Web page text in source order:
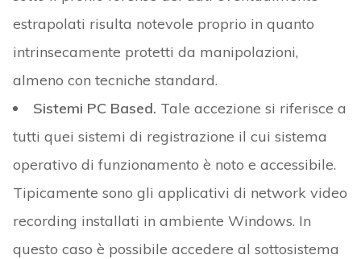
estrapolati risulta notevole proprio in quanto
intrinsecamente protetti da manipolazioni,
almeno con tecniche standard.
Sistemi PC Based. Tale accezione si riferisce a
tutti quei sistemi di registrazione il cui sistema
operativo di funzionamento è noto e accessibile.
Tipicamente sono gli applicativi di network video
recording installati in ambiente Windows. In
questo caso è possibile accedere al sottosistema